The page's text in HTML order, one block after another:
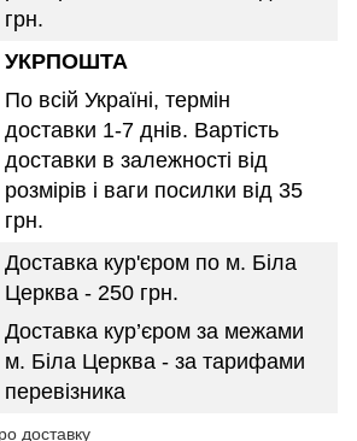
грн.
УКРПОШТА
По всій Україні, термін
доставки 1-7 днів. Вартість
доставки в залежності від
розмірів і ваги посилки від 35
грн.
Доставка кур'єром по м. Біла
Церква - 250 грн.
Доставка кур’єром за межами
м. Біла Церква - за тарифами
перевізника
доставку